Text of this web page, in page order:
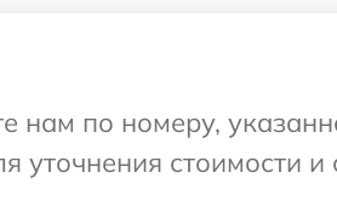
по номеру,
уточнения стоимости